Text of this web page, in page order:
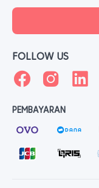
FOLLOW US
PEMBAYARAN